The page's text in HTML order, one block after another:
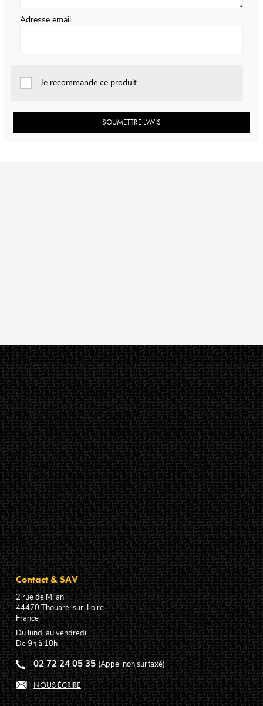
Adresse email
Je recommande ce produit
SOUMETTRE L’AVIS
Contact & SAV
2 rue de Milan
44470Thouaré-sur-Loire
France
Du lundi au vendredi
De 9h à 18h
02 72 24 05 35 (Appel non surtaxé)
NOUS ÉCRIRE